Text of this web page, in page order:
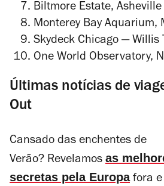
Biltmore Estate, Asheville
Monterey Bay Aquarium,
Skydeck Chicago — Willis
One World Observatory,
Últimas notícias de
Out
Cansado das enchentes de
Verão? Revelamos as
secretas pela Europafora e